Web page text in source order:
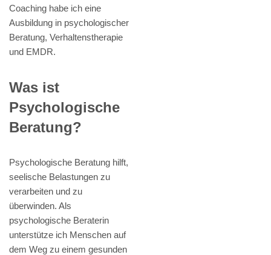
Coaching habe ich eine
Ausbildung in psychologischer
Beratung, Verhaltenstherapie
und EMDR.
Was ist
Psychologische
Beratung?
Psychologische Beratung hilft,
seelische Belastungen zu
verarbeiten und zu
überwinden. Als
psychologische Beraterin
unterstütze ich Menschen auf
dem Weg zu einem gesunden